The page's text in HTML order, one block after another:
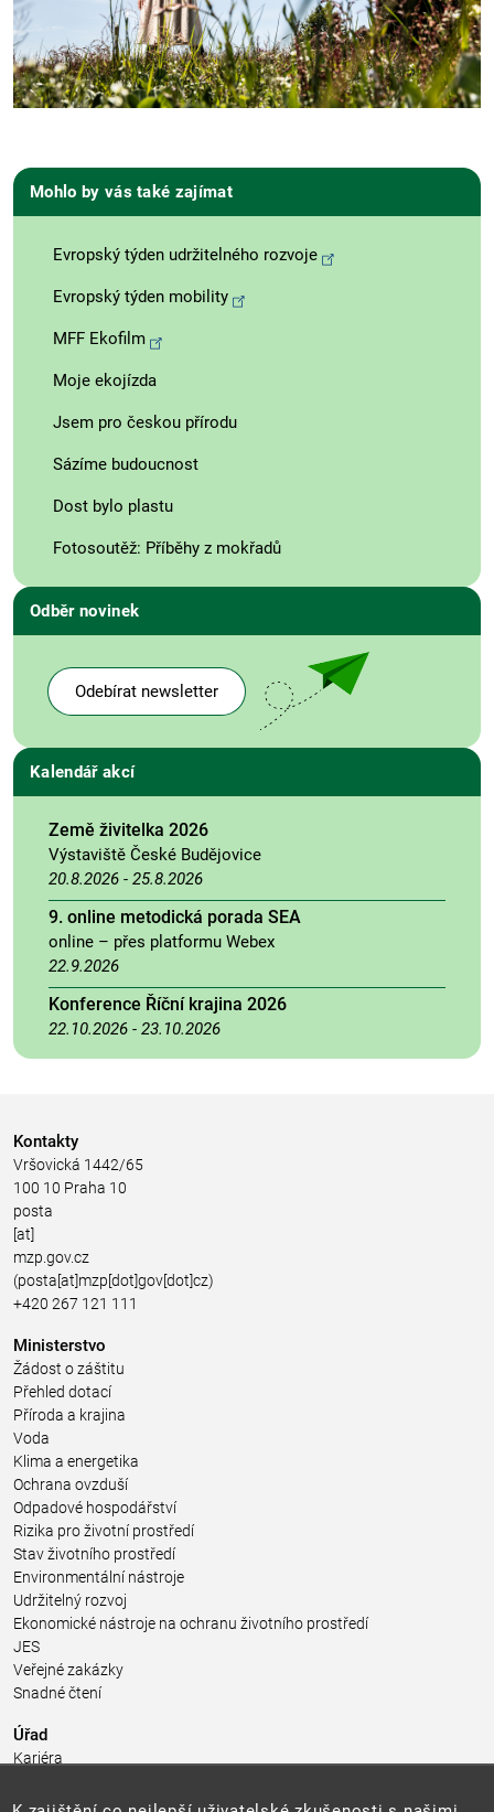
Mohlo by vás také zajímat
Evropský týden udržitelného rozvoje
Evropský týden mobility
MFF Ekofilm
Moje ekojízda
Jsem pro českou přírodu
Sázíme budoucnost
Dost bylo plastu
Fotosoutěž: Příběhy z mokřadů
Odběr novinek
Odebírat newsletter
Kalendář akcí
Země živitelka 2026
Výstaviště České Budějovice
20.8.2026 - 25.8.2026
9. online metodická porada SEA
online – přes platformu Webex
22.9.2026
Konference Říční krajina 2026
22.10.2026 - 23.10.2026
Kontakty
Vršovická 1442/65
100 10 Praha 10
posta
[at]
mzp.gov.cz
(posta[at]mzp[dot]gov[dot]cz)
+420 267 121 111
Ministerstvo
Žádost o záštitu
Přehled dotací
Příroda a krajina
Voda
Klima a energetika
Ochrana ovzduší
Odpadové hospodářství
Rizika pro životní prostředí
Stav životního prostředí
Environmentální nástroje
Udržitelný rozvoj
Ekonomické nástroje na ochranu životního prostředí
JES
Veřejné zakázky
Snadné čtení
Úřad
Kariéra
Pro média a veřejnost